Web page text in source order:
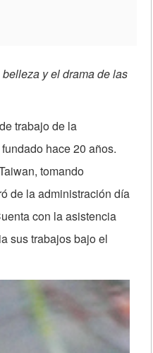
y el drama de las
trabajo de la
hace 20 años.
tomando
de la administración día
con la asistencia
sus trabajos bajo el